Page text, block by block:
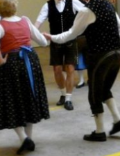
2019
2018
2017
2016